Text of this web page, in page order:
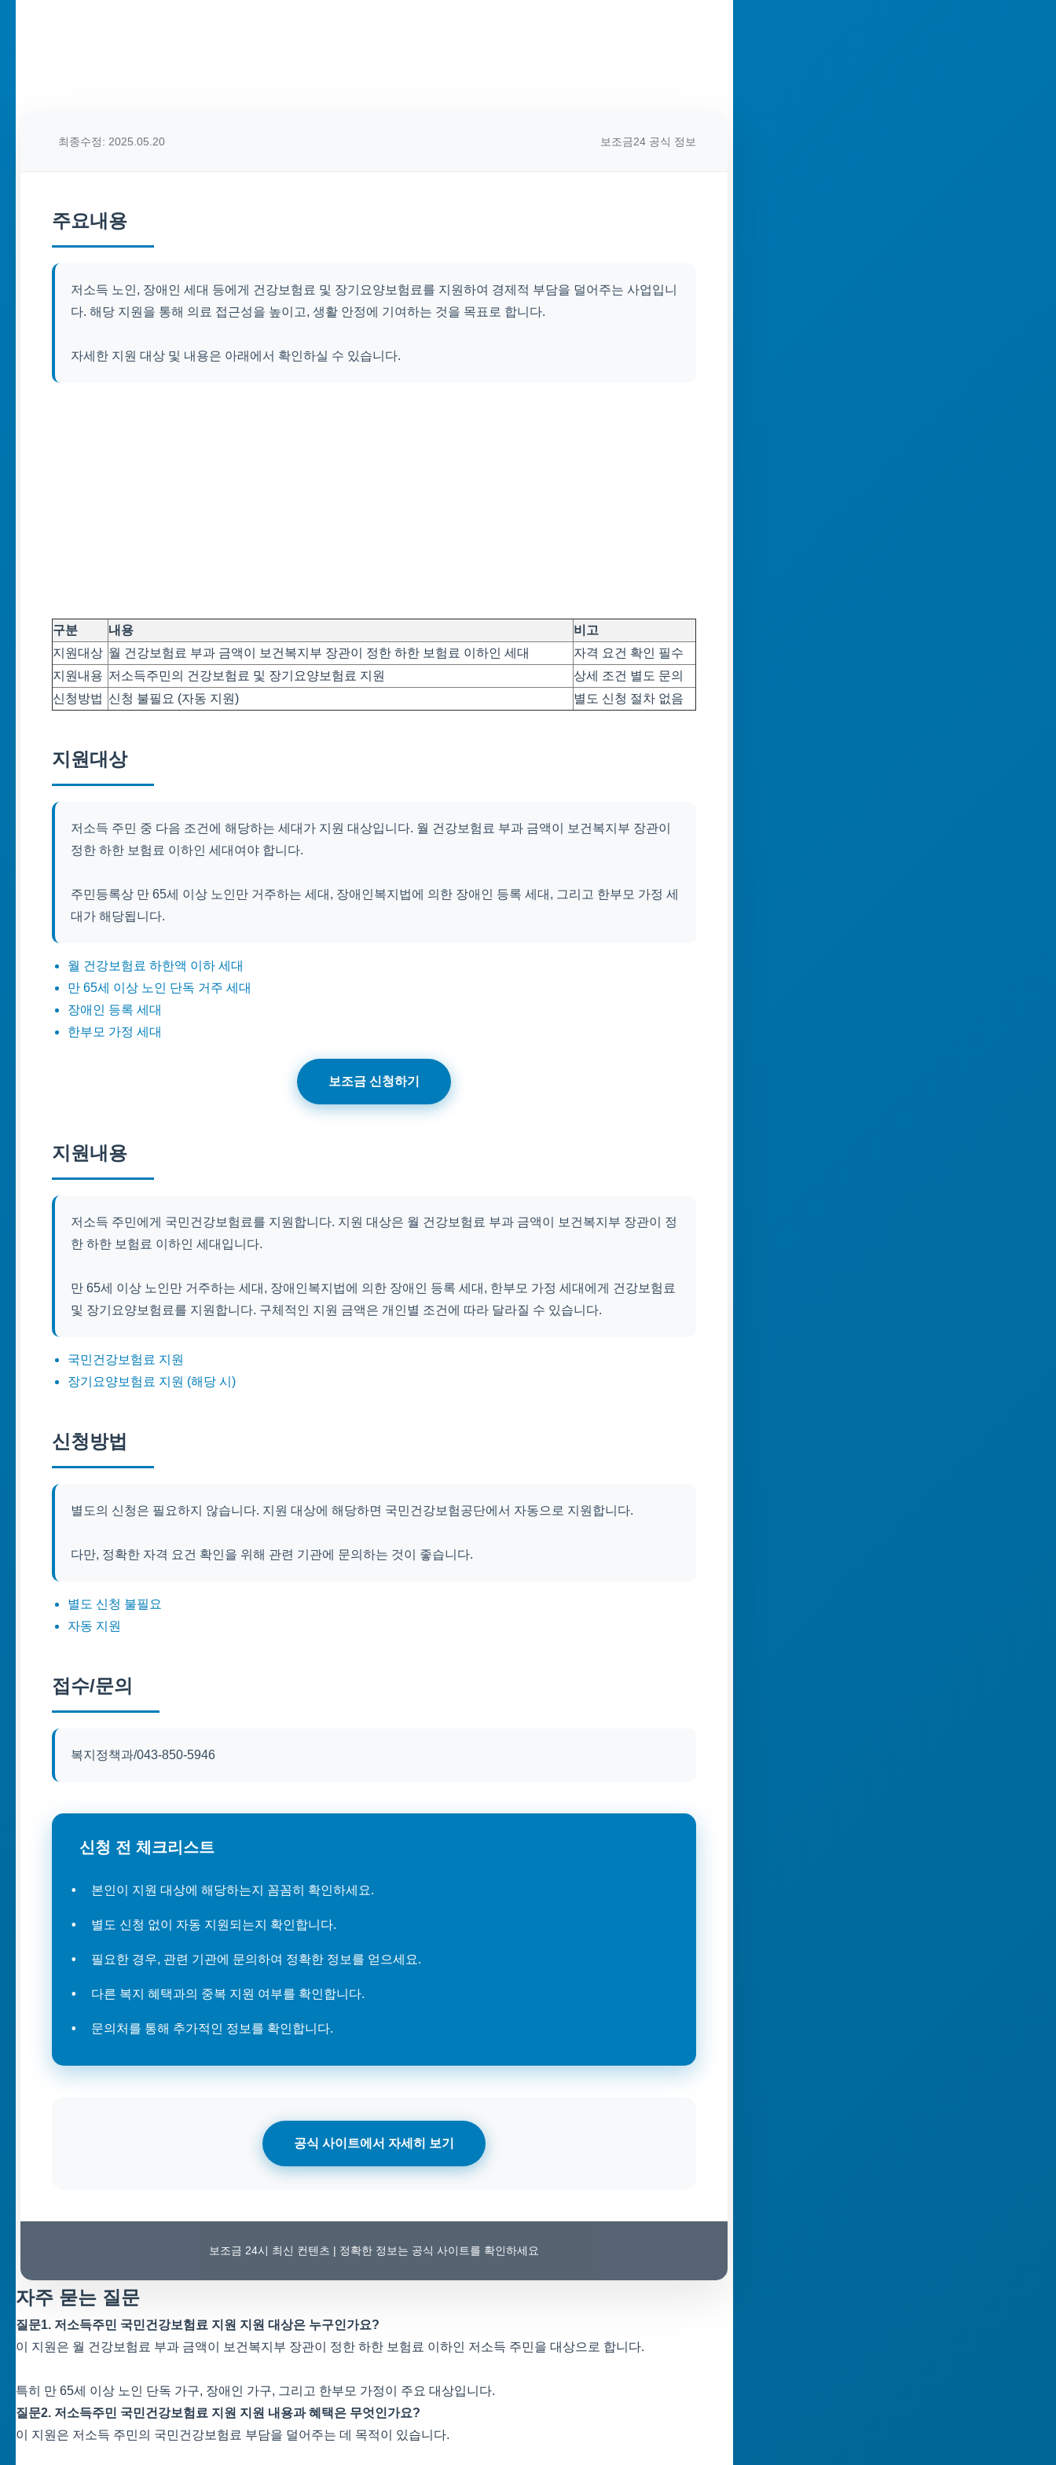
최종수정: 2025.05.20 보조금24 공식 정보
주요내용
저소득 노인, 장애인 세대 등에게 건강보험료 및 장기요양보험료를 지원하여 경제적 부담을 덜어주는 사업입니
다. 해당 지원을 통해 의료 접근성을 높이고, 생활 안정에 기여하는 것을 목표로 합니다.
자세한 지원 대상 및 내용은 아래에서 확인하실 수 있습니다.
구분 내용
비고
지원대상 월 건강보험료 부과 금액이 보건복지부 장관이 정한 하한 보험료 이하인 세대
자격 요건 확인 필수
지원내용 저소득주민의 건강보험료 및 장기요양보험료 지원
상세 조건 별도 문의
신청방법 신청 불필요 (자동 지원) 별도 신청 절차 없음
지원대상
저소득 주민 중 다음 조건에 해당하는 세대가 지원 대상입니다. 월 건강보험료 부과 금액이 보건복지부 장관이
정한 하한 보험료 이하인 세대여야 합니다.
주민등록상 만 65세 이상 노인만 거주하는 세대, 장애인복지법에 의한 장애인 등록 세대, 그리고 한부모 가정 세
대가 해당됩니다.
월 건강보험료 하한액 이하 세대
만 65세 이상 노인 단독 거주 세대
장애인 등록 세대
한부모 가정 세대
보조금 신청하기
지원내용
저소득 주민에게 국민건강보험료를 지원합니다. 지원 대상은 월 건강보험료 부과 금액이 보건복지부 장관이 정
한 하한 보험료 이하인 세대입니다.
만 65세 이상 노인만 거주하는 세대, 장애인복지법에 의한 장애인 등록 세대, 한부모 가정 세대에게 건강보험료
및 장기요양보험료를 지원합니다. 구체적인 지원 금액은 개인별 조건에 따라 달라질 수 있습니다.
국민건강보험료 지원
장기요양보험료 지원 (해당 시)
신청방법
별도의 신청은 필요하지 않습니다. 지원 대상에 해당하면 국민건강보험공단에서 자동으로 지원합니다.
다만, 정확한 자격 요건 확인을 위해 관련 기관에 문의하는 것이 좋습니다.
별도 신청 불필요
자동 지원
접수/문의
복지정책과/043-850-5946
신청 전 체크리스트
본인이 지원 대상에 해당하는지 꼼꼼히 확인하세요.
별도 신청 없이 자동 지원되는지 확인합니다.
필요한 경우, 관련 기관에 문의하여 정확한 정보를 얻으세요.
다른 복지 혜택과의 중복 지원 여부를 확인합니다.
문의처를 통해 추가적인 정보를 확인합니다.
공식 사이트에서 자세히 보기
보조금 24시 최신 컨텐츠 | 정확한 정보는 공식 사이트를 확인하세요
자주 묻는 질문
질문1. 저소득주민 국민건강보험료 지원 지원 대상은 누구인가요?
이 지원은 월 건강보험료 부과 금액이 보건복지부 장관이 정한 하한 보험료 이하인 저소득 주민을 대상으로 합니다.
특히 만 65세 이상 노인 단독 가구, 장애인 가구, 그리고 한부모 가정이 주요 대상입니다.
질문2. 저소득주민 국민건강보험료 지원 지원 내용과 혜택은 무엇인가요?
이 지원은 저소득 주민의 국민건강보험료 부담을 덜어주는 데 목적이 있습니다.